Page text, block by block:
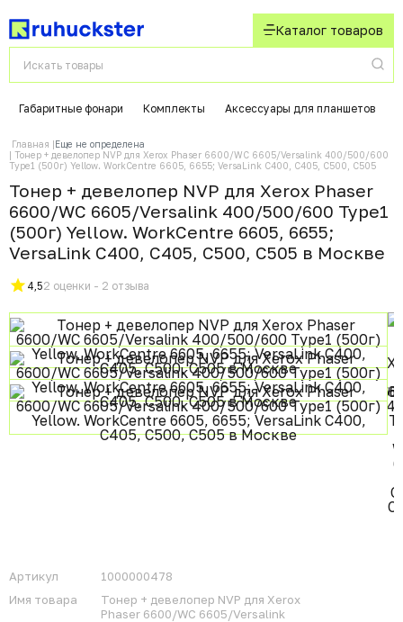
Каталог товаров
Габаритные фонари Комплекты Аксессуары для планшетов
Главная
Еще не определена
Тонер + девелопер NVP для Xerox Phaser 6600/WC 6605/Versalink 400/500/600
Type1 (500г) Yellow. WorkCentre 6605, 6655; VersaLink C400, C405, C500, С505
Тонер + девелопер NVP для Xerox Phaser
6600/WC 6605/Versalink 400/500/600 Type1
(500г) Yellow. WorkCentre 6605, 6655;
VersaLink C400, C405, C500, С505 в Москвe
4,52 оценки - 2 отзыва
Артикул
1000000478
Имя товара
Тонер + девелопер NVP для Xerox
Phaser 6600/WC 6605/Versalink